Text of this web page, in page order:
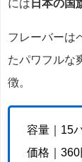
には 日本の国
フレーバーは
たパワフルな
徴。
容量｜15
価格｜